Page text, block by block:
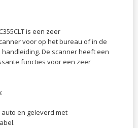
is een zeer
voor op het bureau of in de
De scanner heeft een
functies voor een zeer
en geleverd met